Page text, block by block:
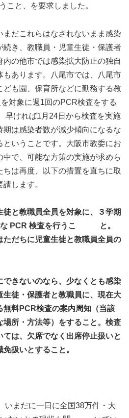
こと、を要求しました。
だこれらはなされないまま感染
続き、教職員・児童生徒・保護者
の他市では感染拡大防止の独自
もあります。八尾市では、八尾市
ども園、保育所などに勤務する教
対象に週1回のPCR検査をする
早ければ1月24日から検査を実施
は感染者数が減少傾向になるな
ということです。大阪市教委にお
で、可能な方策の実施が求めら
は再度、以下の措置を直ちに取
します。
徒と教職員全員を対象に、３学期
な PCR 検査を行うこ
と。
ただちに児童生徒と教職員全員の
できないのなら、少なくとも感染
生徒・保護者と教職員に、現在大
無料PCR検査の案内周知（当該
場所・方法等）をすること。検査
は、欠席でなく出席停止扱いと
扱いとすること。
まだに一日に全国38万件・大